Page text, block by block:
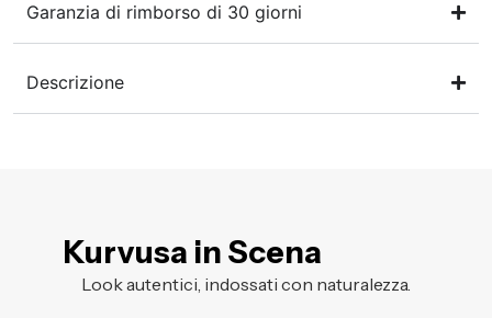
Garanzia di rimborso di 30 giorni
Descrizione
Kurvusa in Scena
Look autentici, indossati con naturalezza.